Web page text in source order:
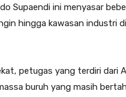
Supaendi ini menyasar
hingga kawasan industri
petugas yang terdiri dari
buruh yang masih